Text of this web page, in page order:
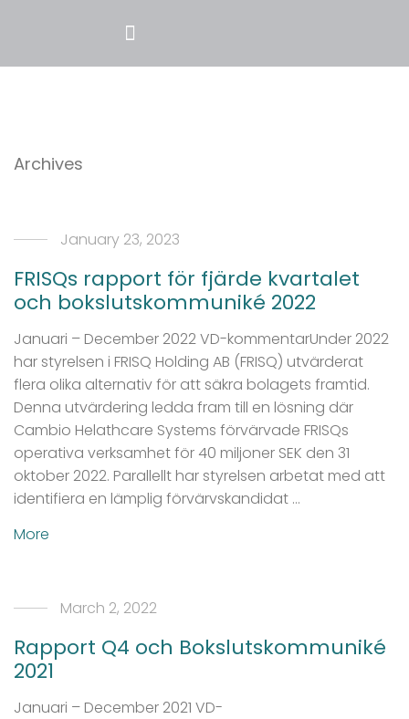
Archives
January 23, 2023
FRISQs rapport för fjärde kvartalet
och bokslutskommuniké 2022
Januari – December 2022 VD-kommentarUnder 2022
har styrelsen i FRISQ Holding AB (FRISQ) utvärderat
flera olika alternativ för att säkra bolagets framtid.
Denna utvärdering ledda fram till en lösning där
Cambio Helathcare Systems förvärvade FRISQs
operativa verksamhet för 40 miljoner SEK den 31
oktober 2022. Parallellt har styrelsen arbetat med att
identifiera en lämplig förvärvskandidat …
More
March 2, 2022
Rapport Q4 och Bokslutskommuniké
2021
Januari – December 2021 VD-